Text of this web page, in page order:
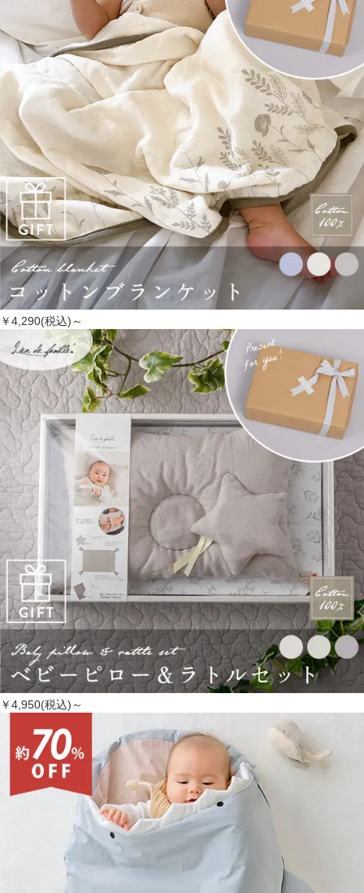
￥4,290(税込)～
￥4,950(税込)～